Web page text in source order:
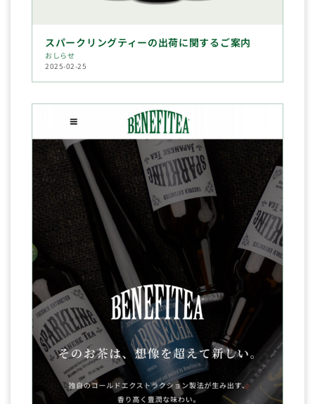
スパークリングティーの出荷に関するご案内
おしらせ
2025-02-25